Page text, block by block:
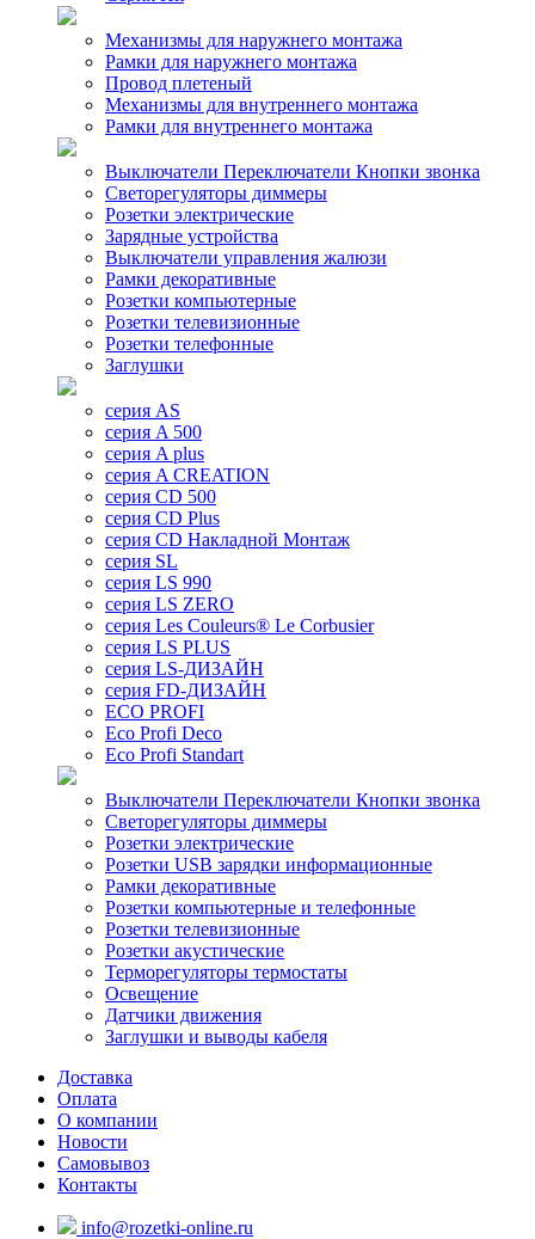
Механизмы для наружнего монтажа
Рамки для наружнего монтажа
Провод плетеный
Механизмы для внутреннего монтажа
Рамки для внутреннего монтажа
Выключатели Переключатели Кнопки звонка
Светорегуляторы диммеры
Розетки электрические
Зарядные устройства
Выключатели управления жалюзи
Рамки декоративные
Розетки компьютерные
Розетки телевизионные
Розетки телефонные
Заглушки
серия AS
серия A 500
серия A plus
серия A CREATION
серия CD 500
серия CD Plus
серия CD Накладной Монтаж
серия SL
серия LS 990
серия LS ZERO
серия Les Couleurs® Le Corbusier
серия LS PLUS
серия LS-ДИЗАЙН
серия FD-ДИЗАЙН
ECO PROFI
Eco Profi Deco
Eco Profi Standart
Выключатели Переключатели Кнопки звонка
Светорегуляторы диммеры
Розетки электрические
Розетки USB зарядки информационные
Рамки декоративные
Розетки компьютерные и телефонные
Розетки телевизионные
Розетки акустические
Терморегуляторы термостаты
Освещение
Датчики движения
Заглушки и выводы кабеля
Доставка
Оплата
О компании
Новости
Самовывоз
Контакты
info@rozetki-online.ru